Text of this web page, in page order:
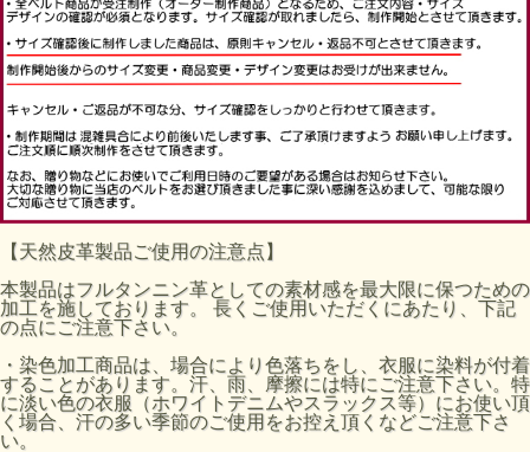
【天然皮革製品ご使用の注意点】
本製品はフルタンニン革としての素材感を最大限に保つための
加工を施しております。 長くご使用いただくにあたり、下記
の点にご注意下さい。
・染色加工商品は、場合により色落ちをし、衣服に染料が付着
することがあります。汗、雨、摩擦には特にご注意下さい。特
に淡い色の衣服（ホワイトデニムやスラックス等）にお使い頂
く場合、汗の多い季節のご使用をお控え頂くなどご注意下さ
い。